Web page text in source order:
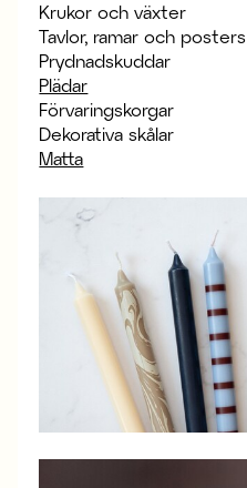
Krukor och växter
Tavlor, ramar och posters
Prydnadskuddar
Plädar
Förvaringskorgar
Dekorativa skålar
Matta